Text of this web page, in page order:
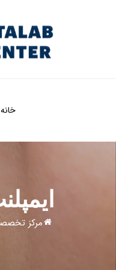
خانه
مرکز